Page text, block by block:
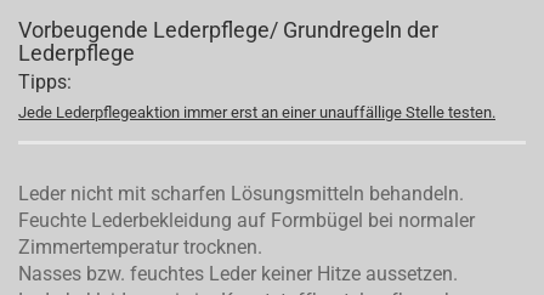
Vorbeugende Lederpflege/ Grundregeln der
Lederpflege
Tipps:
Jede Lederpflegeaktion immer erst an einer unauffällige Stelle testen.
Leder nicht mit scharfen Lösungsmitteln behandeln.
Feuchte Lederbekleidung auf Formbügel bei normaler
Zimmertemperatur trocknen.
Nasses bzw. feuchtes Leder keiner Hitze aussetzen.